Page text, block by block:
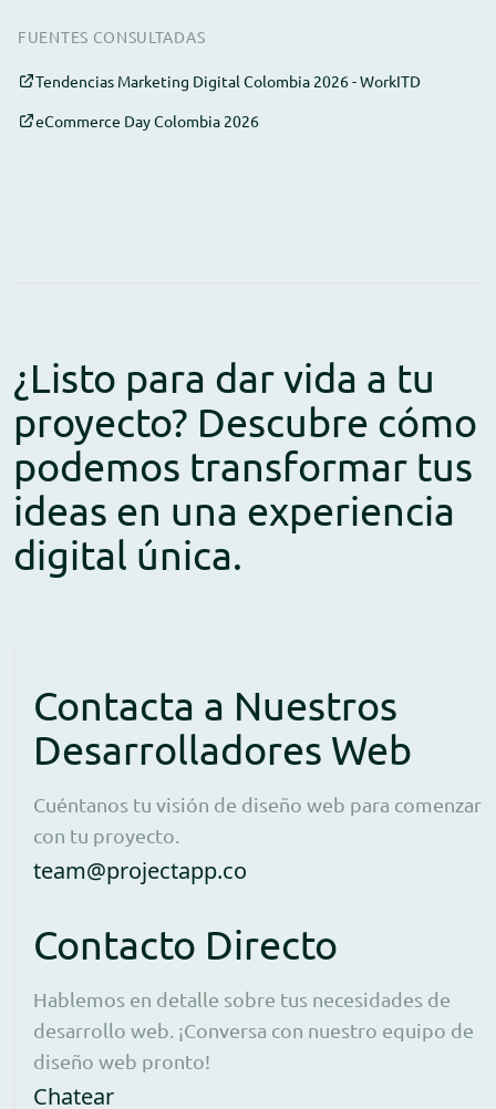
FUENTES CONSULTADAS
Tendencias Marketing Digital Colombia 2026 - WorkITD
eCommerce Day Colombia 2026
¿Listo para dar vida a tu
proyecto? Descubre cómo
podemos transformar tus
ideas en una experiencia
digital única.
Contacta a Nuestros
Desarrolladores Web
Cuéntanos tu visión de diseño web para comenzar
con tu proyecto.
team@projectapp.co
Contacto Directo
Hablemos en detalle sobre tus necesidades de
desarrollo web. ¡Conversa con nuestro equipo de
diseño web pronto!
ChatearOpens WhatsApp in a new window